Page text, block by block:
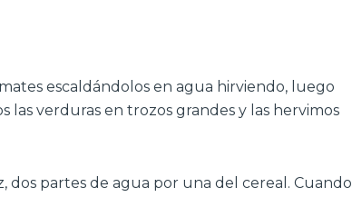
escaldándolos en agua hirviendo, luego
las verduras en trozos grandes y las hervimos
dos partes de agua por una del cereal. Cuando